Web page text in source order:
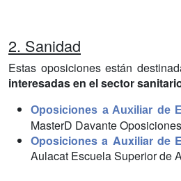
2. Sanidad
Estas oposiciones están
interesadas en el sector
Oposiciones a Auxiliar de
MasterD Davante Oposiciones
Oposiciones a Auxiliar de
Aulacat Escuela Superior de